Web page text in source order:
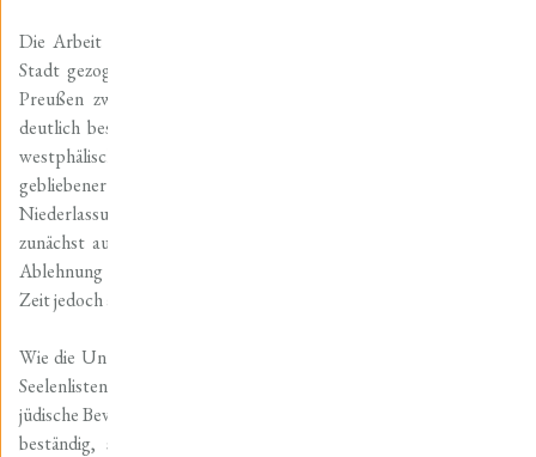
Die Arbeit befasst sich mit der Integration der seit 1808 in die
Stadt gezogenen Juden, die mit der Wiederinbesitznahme durch
Preußen zwar einen Teil ihrer Rechte wieder einbüßten, aber
deutlich bessergestellt waren als in den anderen, nicht vormals
westphälischen Landesteilen Preußens. Anhand erhalten
gebliebener Archivdokumente konnte gezeigt werden, dass die
Niederlassungs-, Gewerbe- und Handelsfreiheit der Juden
zunächst auf Widerstand im Nordhäuser Bürgertum stieß. Ihre
Ablehnung aus Gründen des „Nahrungsschutzes“ nahm mit der
Zeit jedoch ab.
Wie die Untersuchung der Bevölkerungsentwicklung anhand von
Seelenlisten und Daten amtlicher Statistiken zeigt, wuchs die
jüdische Bevölkerung in Nordhausen bis in die 1880er Jahre nahezu
beständig, sodass die Synagogengemeinde in Nordhausen zur